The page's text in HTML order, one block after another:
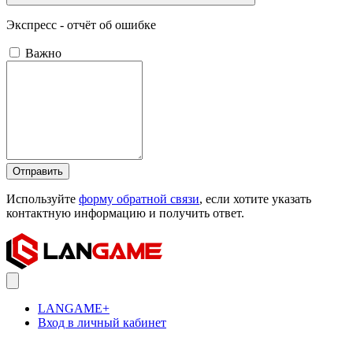
Экспресс - отчёт об ошибке
Важно
Отправить
Используйте форму обратной связи, если хотите указать
контактную информацию и получить ответ.
LANGAME+
Вход в личный кабинет